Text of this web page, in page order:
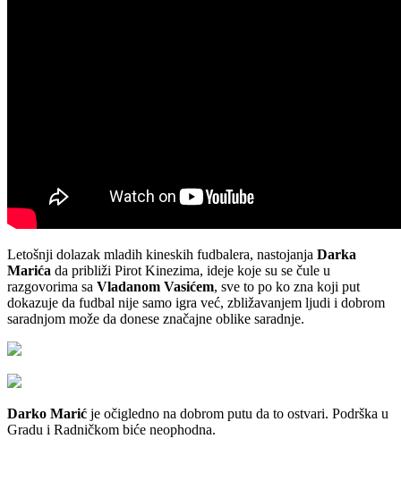
Letošnji dolazak mladih kineskih fudbalera, nastojanja Darka
Marića da približi Pirot Kinezima, ideje koje su se čule u
razgovorima sa Vladanom Vasićem, sve to po ko zna koji put
dokazuje da fudbal nije samo igra već, zbližavanjem ljudi i dobrom
saradnjom može da donese značajne oblike saradnje.
Darko Marić je očigledno na dobrom putu da to ostvari. Podrška u
Gradu i Radničkom biće neophodna.